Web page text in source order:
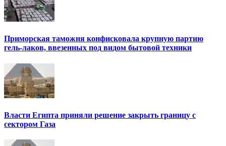
Приморская таможня конфисковала крупную партию
гель-лаков, ввезенных под видом бытовой техники
Власти Египта приняли решение закрыть границу с
сектором Газа